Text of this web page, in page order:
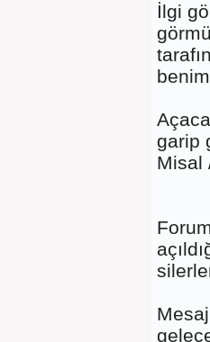
İlgi
garip
Misal